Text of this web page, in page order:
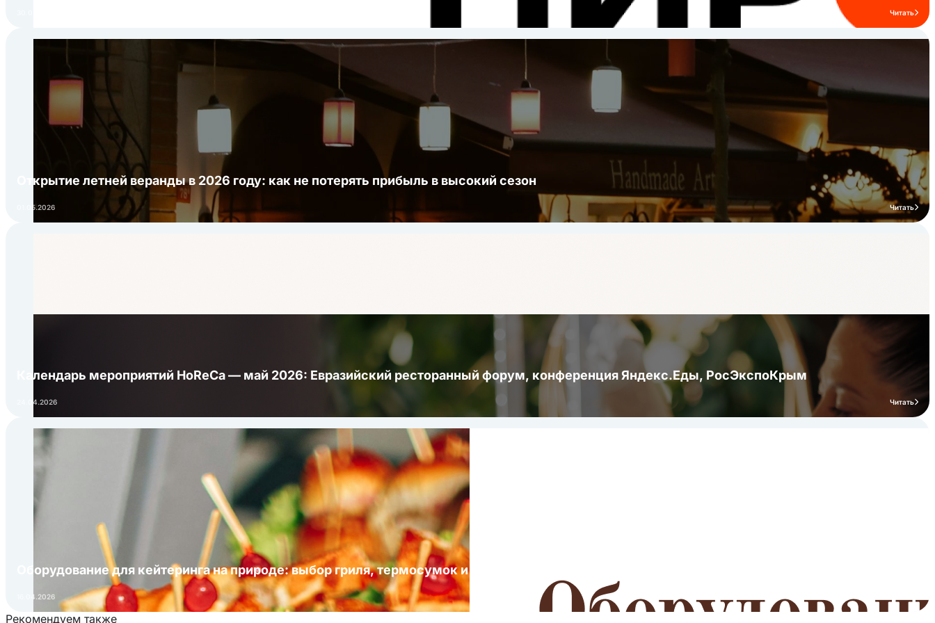
гарантирует высокую скорость
приготовления в температурном режиме
до 240 °С. Большой диапазон
регулировки нагрева позволяет без
проблем работать с деликатными
продуктами (соусами, яйцами, заварным
Читать
Открытие летней веранды в 2026 году: как не потерять прибыль в высокий сезон
01.05.2026 Читать
Календарь мероприятий HoReCa — май 2026: Евразийский ресторанный форум, конференция Яндекс.Еды, РосЭкспоКрым
24.04.2026 Читать
Оборудование для кейтеринга на природе: выбор гриля, термосумок и посуды для выездных мероприятий
16.04.2026
Рекомендуем также